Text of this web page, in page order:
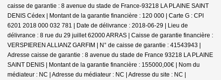
caisse de garantie : 8 avenue du stade de France-93218 LA PLAINE SAINT
DENIS Cédex | Montant de la garantie financière : 120 000 | Carte G : CPI
6201 2018 000 032 781 | Date de délivrance : 2018-06-29 | Lieu de
délivrance : 8 rue du 29 juillet 62000 ARRAS | Caisse de garantie financière :
VERSPIEREN ALLIANZ GARFIM | N° de caisse de garantie : 41543943 |
Adresse caisse de garantie : 8 avenue du stade de France 93218 LA PLAINE
SAINT DENIS | Montant de la garantie financière : 155000,00€ | Nom du
médiateur : NC | Adresse du médiateur : NC | Adresse du site : NC |